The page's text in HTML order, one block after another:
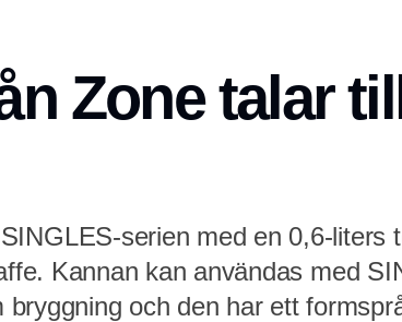
Zone talar
serien med en 0,6-liters
Kannan kan användas med
och den har ett